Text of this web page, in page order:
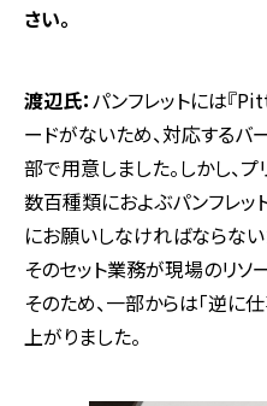
さい。
渡辺氏：パンフレットには『
ードがないため、対応する
部で用意しました。しかし、
数百種類におよぶパンフレッ
にお願いしなければならない
そのセット業務が現場のリソ
そのため、一部からは「逆に
上がりました。